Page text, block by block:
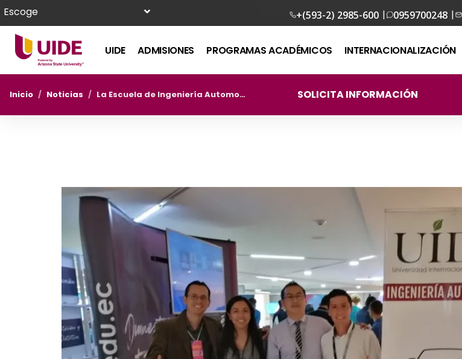
Escoge +(593-2) 2985-600 | 0959700248 |
UIDE ADMISIONES PROGRAMAS ACADÉMICOS INTERNACIONALIZACIÓN
Inicio / Noticias / La Escuela de Ingeniería Automotriz de la UIDE presente en el Congreso Vocacional BuildYouUp 2020 SOLICITA INFORMACIÓN